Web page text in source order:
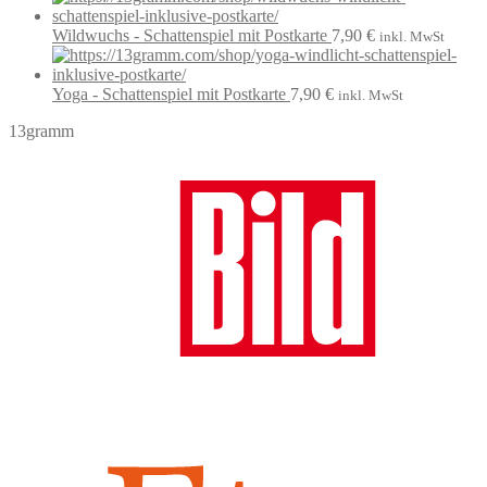
Wildwuchs - Schattenspiel mit Postkarte 7,90 € inkl. MwSt
Yoga - Schattenspiel mit Postkarte 7,90 € inkl. MwSt
13gramm